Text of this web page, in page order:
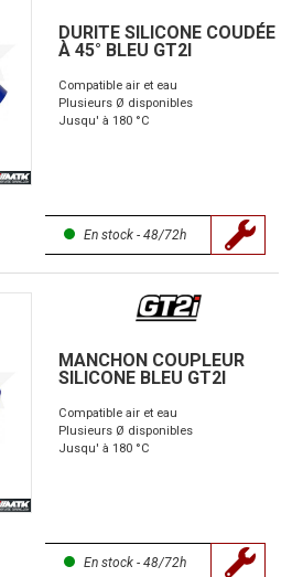
DURITE SILICONE COUDÉE
À 45° BLEU GT2I
Compatible air et eau
Plusieurs Ø disponibles
Jusqu' à 180 °C
En stock - 48/72h
MANCHON COUPLEUR
SILICONE BLEU GT2I
Compatible air et eau
Plusieurs Ø disponibles
Jusqu' à 180 °C
En stock - 48/72h